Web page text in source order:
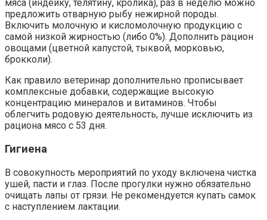
мяса (индейку, телятину, кролика), раз в неделю можно
предложить отварную рыбу нежирной породы.
Включить молочную и кисломолочную продукцию с
самой низкой жирностью (либо 0%). Дополнить рацион
овощами (цветной капустой, тыквой, морковью,
брокколи).
Как правило ветеринар дополнительно прописывает
комплексные добавки, содержащие высокую
концентрацию минералов и витаминов. Чтобы
облегчить родовую деятельность, лучше исключить из
рациона мясо с 53 дня.
Гигиена
В совокупность мероприятий по уходу включена чистка
ушей, пасти и глаз. После прогулки нужно обязательно
очищать лапы от грязи. Не рекомендуется купать самок
с наступлением лактации.